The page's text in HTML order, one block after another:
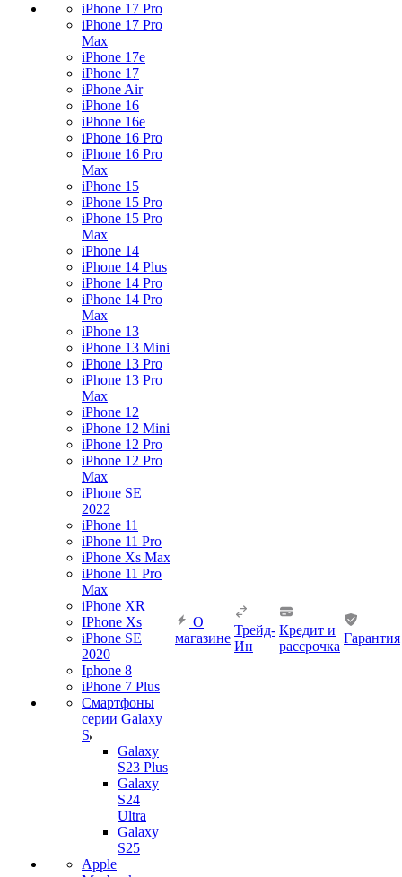
iPhone 17 Pro
iPhone 17 Pro
Max
iPhone 17e
iPhone 17
iPhone Air
iPhone 16
iPhone 16e
iPhone 16 Pro
iPhone 16 Pro
Max
iPhone 15
iPhone 15 Pro
iPhone 15 Pro
Max
iPhone 14
iPhone 14 Plus
iPhone 14 Pro
iPhone 14 Pro
Max
iPhone 13
iPhone 13 Mini
iPhone 13 Pro
iPhone 13 Pro
Max
iPhone 12
iPhone 12 Mini
iPhone 12 Pro
iPhone 12 Pro
Max
iPhone SE
2022
iPhone 11
iPhone 11 Pro
iPhone Xs Max
iPhone 11 Pro
Max
iPhone XR
IPhone Xs
iPhone SE
2020
Iphone 8
iPhone 7 Plus
Смартфоны
серии Galaxy
S
Galaxy
S23 Plus
Galaxy
S24
Ultra
Galaxy
S25
Apple
О
магазине
Трейд-
Ин
Кредит и
рассрочка
Гарантия